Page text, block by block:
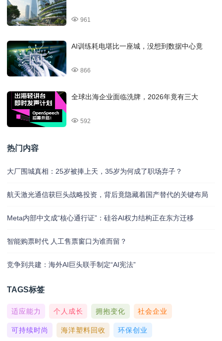
961
AI训练耗电堪比一座城，没想到数据中心竟
866
全球出海企业面临洗牌，2026年竟有三大
592
热门内容
大厂围城真相：25岁被捧上天，35岁为何成了职场弃子？
航天激光通信获巨头战略投资，背后竟隐藏着国产替代的关键布局
Meta内部中文成“核心通行证”：硅谷AI权力结构正在东方迁移
智能购票时代 人工售票窗口为谁而留？
竞争到共建：海外AI巨头联手制定“AI宪法”
TAGS标签
适应能力 个人成长 拥抱变化 社会企业
可持续时尚 海洋塑料回收 环保创业